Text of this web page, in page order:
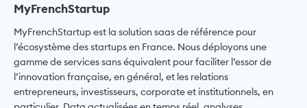
MyFrenchStartup
MyFrenchStartup est la solution saas de référence pour
l’écosystème des startups en France. Nous déployons une
gamme de services sans équivalent pour faciliter l’essor de
l’innovation française, en général, et les relations
entrepreneurs, investisseurs, corporate et institutionnels, en